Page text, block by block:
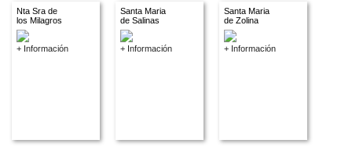
Nta Sra de
los Milagros
+ Información
Santa Maria
de Salinas
+ Información
Santa Maria
de Zolina
+ Información